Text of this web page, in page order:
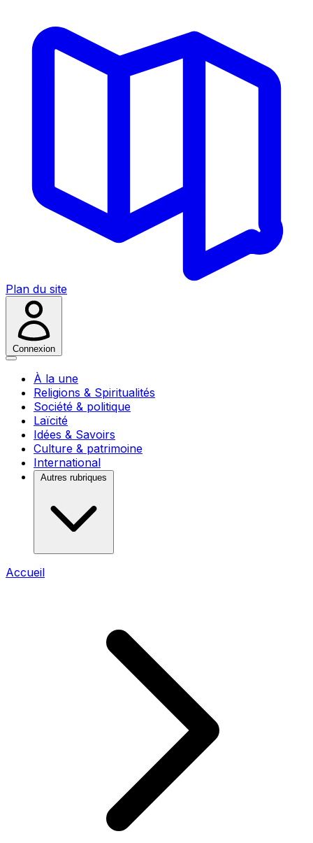
Plan du site
Connexion
À la une
Religions & Spiritualités
Société & politique
Laïcité
Idées & Savoirs
Culture & patrimoine
International
Autres rubriques
Accueil